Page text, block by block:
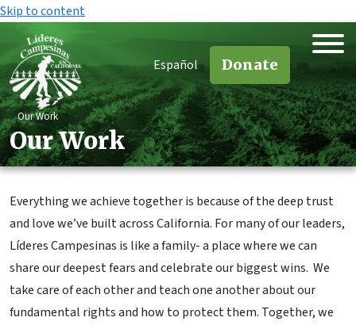
Skip to content
Español Donate
Our Work
Our Work
Everything we achieve together is because of the deep trust
and love we’ve built across California. For many of our leaders,
Líderes Campesinas is like a family- a place where we can
share our deepest fears and celebrate our biggest wins. We
take care of each other and teach one another about our
fundamental rights and how to protect them. Together, we